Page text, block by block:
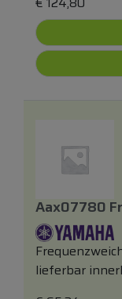
Aax07780
lieferbar